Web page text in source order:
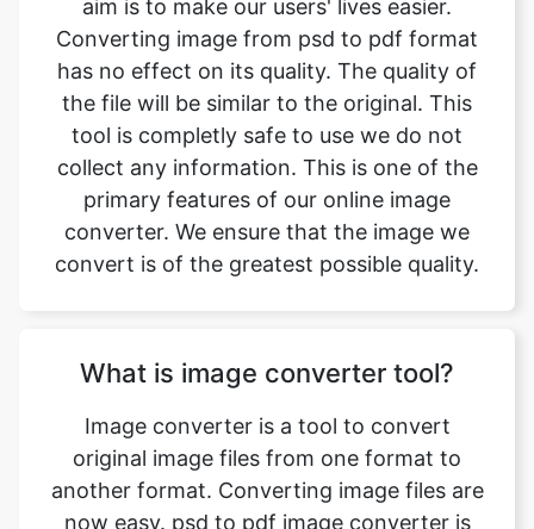
tool is completly safe to use we do not
collect any information. This is one of the
primary features of our online image
converter. We ensure that the image we
convert is of the greatest possible quality.
What is image converter tool?
another format. Converting image files are
now easy. psd to pdf image converter is
simple, free, easy to use tool. The
conversion may take a few seconds to
minutes depends on image file size and